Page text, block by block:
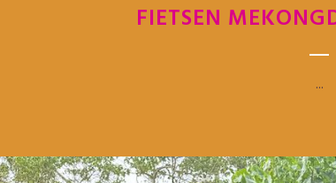
FIETSEN
...